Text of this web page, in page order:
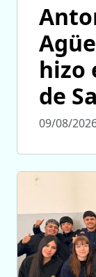
hizo
de
09/08/